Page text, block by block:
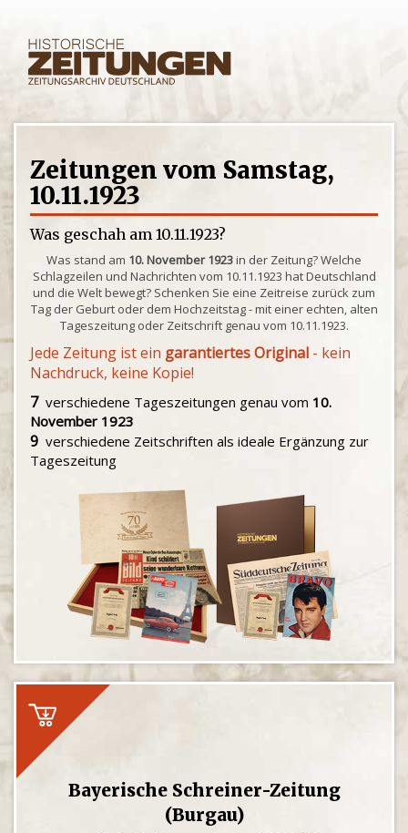
Zeitungen vom Samstag,
10.11.1923
Was geschah am 10.11.1923?
Was stand am 10. November 1923in der Zeitung? Welche
Schlagzeilen und Nachrichten vom 10.11.1923 hat Deutschland
und die Welt bewegt? Schenken Sie eine Zeitreise zurück zum
Tag der Geburt oder dem Hochzeitstag - mit einer echten, alten
Tageszeitung oder Zeitschrift genau vom 10.11.1923.
Jede Zeitung ist ein garantiertes Original - kein
Nachdruck, keine Kopie!
7verschiedene Tageszeitungen genau vom 10.
November 1923
9 verschiedene Zeitschriften als ideale Ergänzung zur
Tageszeitung
Bayerische Schreiner-Zeitung
(Burgau)